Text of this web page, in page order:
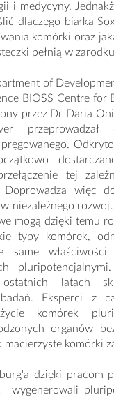
i medycyny.
dlaczego białka
komórki oraz
pełnią w
of
BIOSS Centre for
przez Dr Daria
przeprowadzał
tej
Doprowadza więc
niezależnego
mogą dzięki temu
typy komórek,
same
latach
Eksperci z
komórek
organów
komórki
dzięki pracom
wygenerowali